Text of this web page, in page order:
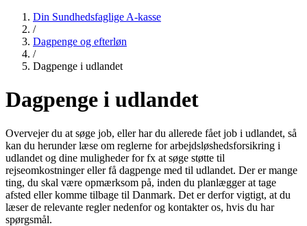
Din Sundhedsfaglige A-kasse
/
Dagpenge og efterløn
/
Dagpenge i udlandet
Dagpenge i udlandet
Overvejer du at søge job, eller har du allerede fået job i udlandet, så
kan du herunder læse om reglerne for arbejdsløshedsforsikring i
udlandet og dine muligheder for fx at søge støtte til
rejseomkostninger eller få dagpenge med til udlandet. Der er mange
ting, du skal være opmærksom på, inden du planlægger at tage
afsted eller komme tilbage til Danmark. Det er derfor vigtigt, at du
læser de relevante regler nedenfor og kontakter os, hvis du har
spørgsmål.